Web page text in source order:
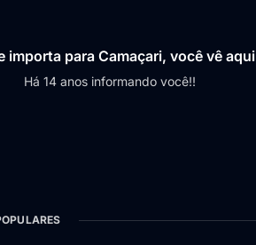
importa para Camaçari, você vê aqui
Há 14 anos informando você!!